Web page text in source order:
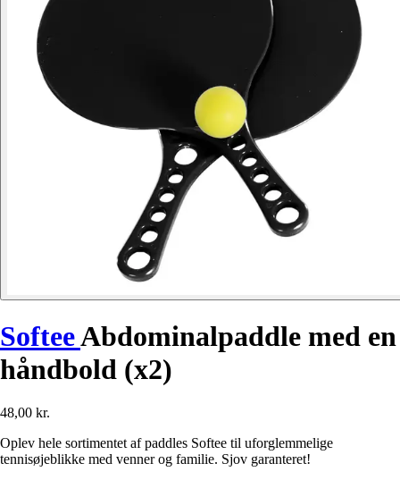
SofteeAbdominalpaddle med en
håndbold (x2)
48,00 kr.
Oplev hele sortimentet af paddles Softee til uforglemmelige
tennisøjeblikke med venner og familie. Sjov garanteret!